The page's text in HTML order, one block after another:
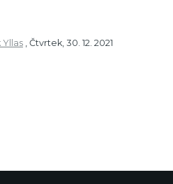
Yllas , Čtvrtek, 30. 12. 2021